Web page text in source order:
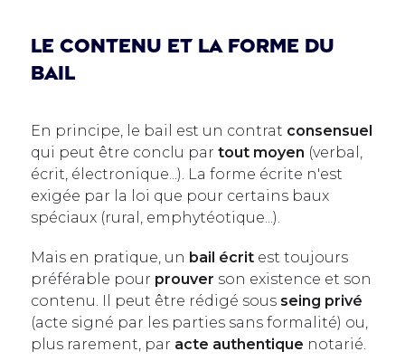
Le contenu et la forme du
bail
En principe, le bail est un contrat consensuel
qui peut être conclu par tout moyen (verbal,
écrit, électronique...). La forme écrite n'est
exigée par la loi que pour certains baux
spéciaux (rural, emphytéotique...).
Mais en pratique, un bail écrit est toujours
préférable pour prouver son existence et son
contenu. Il peut être rédigé sous seing privé
(acte signé par les parties sans formalité) ou,
plus rarement, par acte authentique notarié.